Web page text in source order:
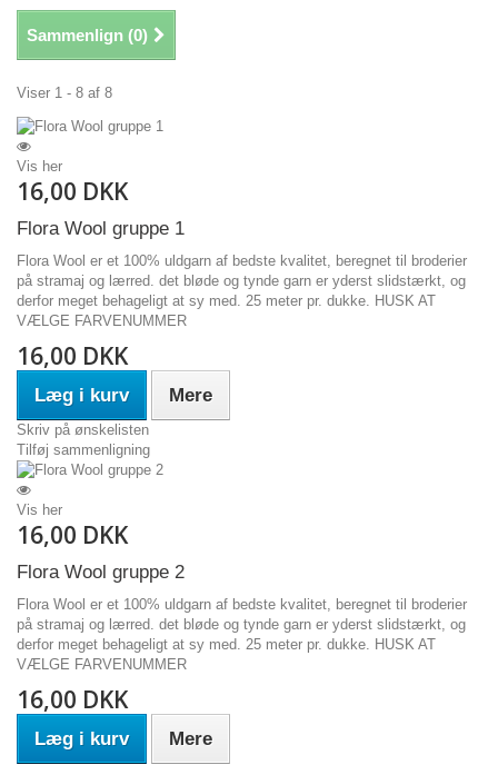
Sammenlign (0)
Viser 1 - 8 af 8
Vis her
16,00 DKK
Flora Wool gruppe 1
Flora Wool er et 100% uldgarn af bedste kvalitet, beregnet til broderier
på stramaj og lærred. det bløde og tynde garn er yderst slidstærkt, og
derfor meget behageligt at sy med. 25 meter pr. dukke. HUSK AT
VÆLGE FARVENUMMER
16,00 DKK
Læg i kurv Mere
Skriv på ønskelisten
Tilføj sammenligning
Vis her
16,00 DKK
Flora Wool gruppe 2
Flora Wool er et 100% uldgarn af bedste kvalitet, beregnet til broderier
på stramaj og lærred. det bløde og tynde garn er yderst slidstærkt, og
derfor meget behageligt at sy med. 25 meter pr. dukke. HUSK AT
VÆLGE FARVENUMMER
16,00 DKK
Læg i kurv Mere